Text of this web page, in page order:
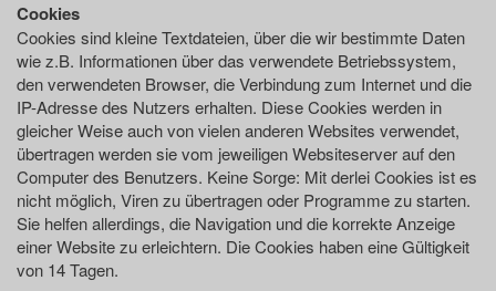
Cookies
Cookies sind kleine Textdateien, über die wir bestimmte Daten
wie z.B. Informationen über das verwendete Betriebssystem,
den verwendeten Browser, die Verbindung zum Internet und die
IP-Adresse des Nutzers erhalten. Diese Cookies werden in
gleicher Weise auch von vielen anderen Websites verwendet,
übertragen werden sie vom jeweiligen Websiteserver auf den
Computer des Benutzers. Keine Sorge: Mit derlei Cookies ist es
nicht möglich, Viren zu übertragen oder Programme zu starten.
Sie helfen allerdings, die Navigation und die korrekte Anzeige
einer Website zu erleichtern. Die Cookies haben eine Gültigkeit
von 14 Tagen.